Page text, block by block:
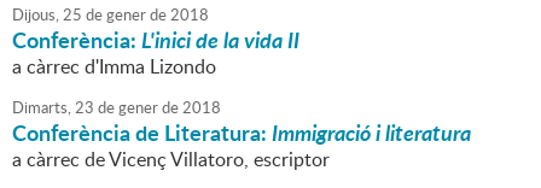
Dijous,25 degenerde2018
Conferència:L'inici de la vida II
a càrrec d'Imma Lizondo
Dimarts,23 degenerde2018
Conferència de Literatura:Immigració i literatura
a càrrec de Vicenç Villatoro, escriptor